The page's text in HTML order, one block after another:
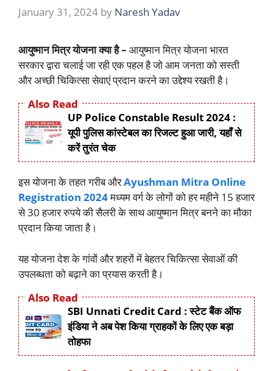
January 31, 2024 by Naresh Yadav
आयुष्मान मित्र योजना क्या है – आयुष्मान मित्र योजना भारत
सरकार द्वारा चलाई जा रही एक पहल है जो आम जनता को सस्ती
और अच्छी चिकित्सा सेवाएं प्रदान करने का उद्देश्य रखती है।
Also Read
UP Police Constable Result 2024 :
यूपी पुलिस कांस्टेबल का रिजल्ट हुआ जारी, यहाँ से
करें तुरंत चेक
इस योजना के तहत गरीब औरAyushman Mitra Online
Registration 2024मध्यम वर्ग के लोगों को हर महीने 15 हजार
से 30 हजार रुपये की सैलरी के साथ आयुष्मान मित्र बनने का मौका
प्रदान किया जाता है।
यह योजना देश के गांवों और शहरों में बेहतर चिकित्सा सेवाओं की
उपलब्धता को बढ़ाने का प्रयास करती है।
Also Read
SBI Unnati Credit Card : स्टेट बैंक ऑफ
इंडिया ने अब पेश किया ग्राहकों के लिए एक बड़ा
तोहफा